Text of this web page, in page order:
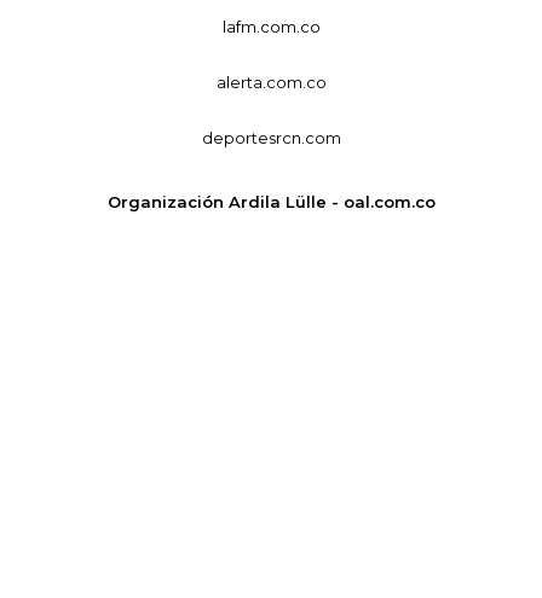
lafm.com.co
alerta.com.co
deportesrcn.com
Organización Ardila Lülle - oal.com.co